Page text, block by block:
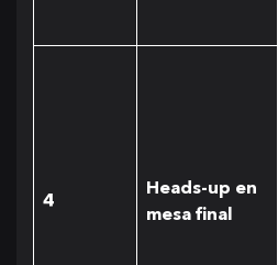
4
Heads-up en
mesa final